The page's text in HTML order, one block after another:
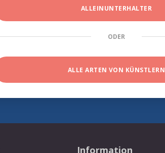
ALLEINUNTERHALTER
ODER
ALLE ARTEN VON KÜNSTLERN
Information